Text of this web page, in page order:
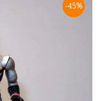
-45%